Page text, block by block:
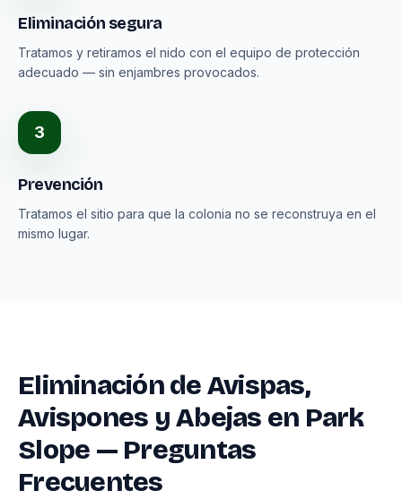
Eliminación segura
Tratamos y retiramos el nido con el equipo de protección
adecuado — sin enjambres provocados.
3
Prevención
Tratamos el sitio para que la colonia no se reconstruya en el
mismo lugar.
Eliminación de Avispas,
Avispones y Abejas en Park
Slope — Preguntas
Frecuentes